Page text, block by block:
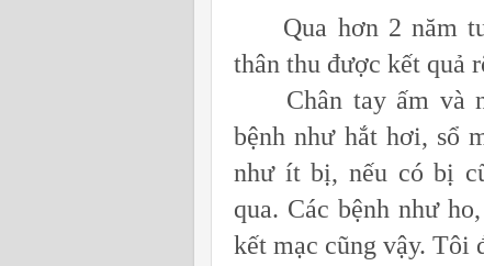
Qua hơn 2 năm tu
thân thu được kết quả
Chân tay ấm và
bệnh như hắt hơi, sổ
như ít bị, nếu có bị
qua. Các bệnh như
kết mạc cũng vậy. Tôi